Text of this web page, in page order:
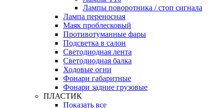
Лампы поворотника / стоп сигнала
Лампа переносная
Маяк проблесковый
Противотуманные фары
Подсветка в салон
Светодиодная лента
Светодиодная балка
Ходовые огни
Фонари габаритные
Фонари задние грузовые
ПЛАСТИК
Показать все